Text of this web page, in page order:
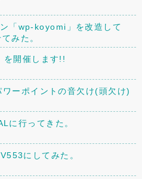
「wp-koyomi」を改造して
みた。
を開催します!!
ーポイントの音欠け(頭欠け)
に行ってきた。
にしてみた。